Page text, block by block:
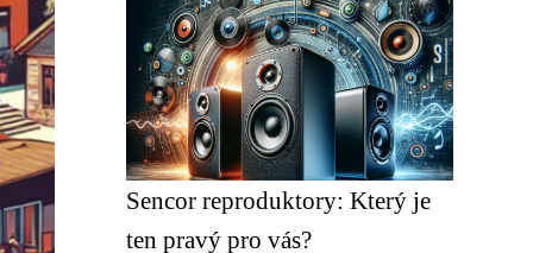
Sencor reproduktory: Který je
ten pravý pro vás?